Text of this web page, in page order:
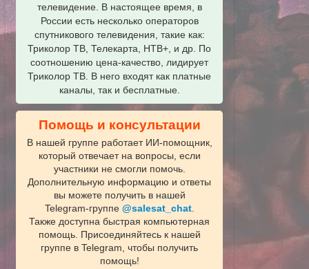
телевидение. В настоящее время, в
России есть несколько операторов
спутникового телевидения, такие как:
Триколор ТВ, Телекарта, НТВ+, и др. По
соотношению цена-качество, лидирует
Триколор ТВ. В него входят как платные
каналы, так и бесплатные.
Помощь и консультации
В нашей группе работает ИИ‑помощник,
который отвечает на вопросы, если
участники не смогли помочь.
Дополнительную информацию и ответы
вы можете получить в нашей
Telegram‑группе @salesat_chat.
Также доступна быстрая компьютерная
помощь. Присоединяйтесь к нашей
группе в Telegram, чтобы получить
помощь!